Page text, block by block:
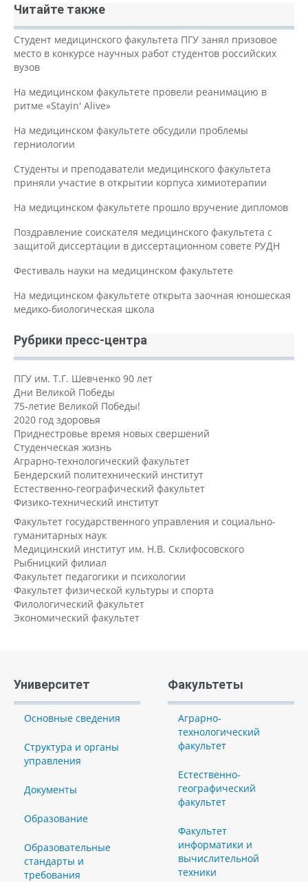
Читайте также
Студент медицинского факультета ПГУ занял призовое
место в конкурсе научных работ студентов российских
вузов
На медицинском факультете провели реанимацию в
ритме «Stayin' Alive»
На медицинском факультете обсудили проблемы
герниологии
Студенты и преподаватели медицинского факультета
приняли участие в открытии корпуса химиотерапии
На медицинском факультете прошло вручение дипломов
Поздравление соискателя медицинского факультета с
защитой диссертации в диссертационном совете РУДН
Фестиваль науки на медицинском факультете
На медицинском факультете открыта заочная юношеская
медико-биологическая школа
Рубрики пресс-центра
ПГУ им. Т.Г. Шевченко 90 лет
Дни Великой Победы
75-летие Великой Победы!
2020 год здоровья
Приднестровье время новых свершений
Студенческая жизнь
Аграрно-технологический факультет
Бендерский политехнический институт
Естественно-географический факультет
Физико-технический институт
Факультет государственного управления и социально-
гуманитарных наук
Медицинский институт им. Н.В. Склифосовского
Рыбницкий филиал
Факультет педагогики и психологии
Факультет физической культуры и спорта
Филологический факультет
Экономический факультет
Университет
Основные сведения
Структура и органы
управления
Документы
Образование
Образовательные
стандарты и
требования
Факультеты
Аграрно-
технологический
факультет
Естественно-
географический
факультет
Факультет
информатики и
вычислительной
техники